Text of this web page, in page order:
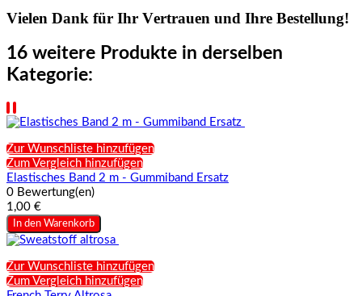
Vielen Dank für Ihr Vertrauen und Ihre Bestellung!
16 weitere Produkte in derselben
Kategorie:
Zur Wunschliste hinzufügen
Zum Vergleich hinzufügen
Elastisches Band 2 m - Gummiband Ersatz
0 Bewertung(en)
1,00 €
In den Warenkorb
Zur Wunschliste hinzufügen
Zum Vergleich hinzufügen